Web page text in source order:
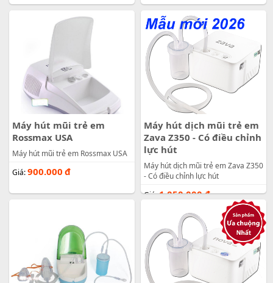
Máy hút mũi trẻ em
Rossmax USA
Máy hút mũi trẻ em Rossmax USA
Giá:900.000 đ
Máy hút dịch mũi trẻ em
Zava Z350 - Có điều chỉnh
lực hút
Máy hút dịch mũi trẻ em Zava Z350
- Có điều chỉnh lực hút
Giá:1.050.000đ